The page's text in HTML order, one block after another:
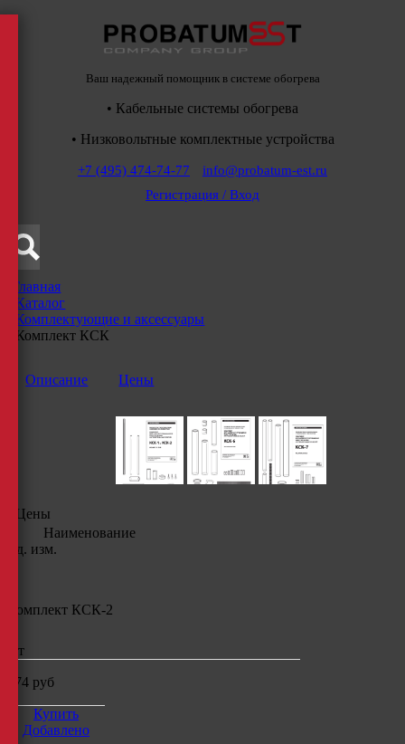
Ваш надежный помощник в системе обогрева
• Кабельные системы обогрева
• Низковольтные комплектные устройства
+7 (495) 474-74-77
info@probatum-est.ru
Регистрация / Вход
Главная
Каталог
Комплектующие и аксессуары
Комплект КСК
Описание Цены
Цены
Наименование
Ед. изм.
Комплект КСК-2
шт
374 руб
Купить
Добавлено